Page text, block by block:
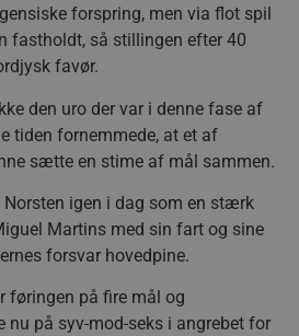
forspring, men via flot spil
fastholdt, så stillingen efter 40
favør.
den uro der var i denne fase af
tiden fornemmede, at et af
sætte en stime af mål sammen.
igen i dag som en stærk
Martins med sin fart og sine
forsvar hovedpine.
føringen på fire mål og
nu på syv-mod-seks i angrebet for
cookies muliggør
funktionalitet
og kontoadministration.
ikke bruges korrekt uden de
.aalborghaandbold.dk
Google
.aalborghaandbold.dk